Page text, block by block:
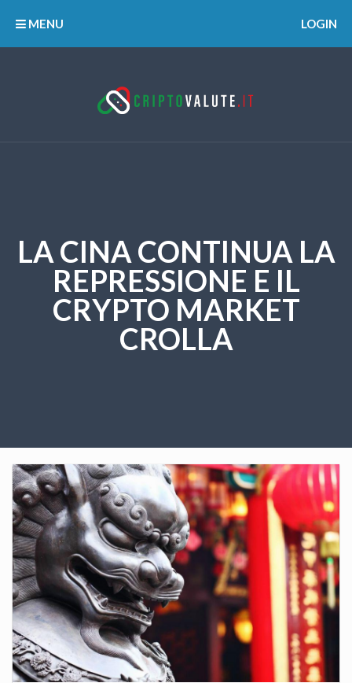
MENU LOGIN
LA CINA CONTINUA LA
REPRESSIONE E IL
CRYPTO MARKET
CROLLA